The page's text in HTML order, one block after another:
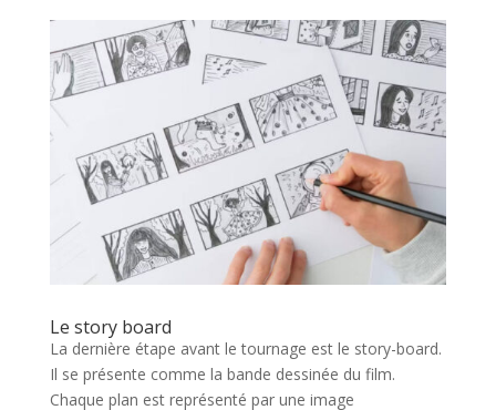
Le story board
La dernière étape avant le tournage est le story-board.
Il se présente comme la bande dessinée du film.
Chaque plan est représenté par une image